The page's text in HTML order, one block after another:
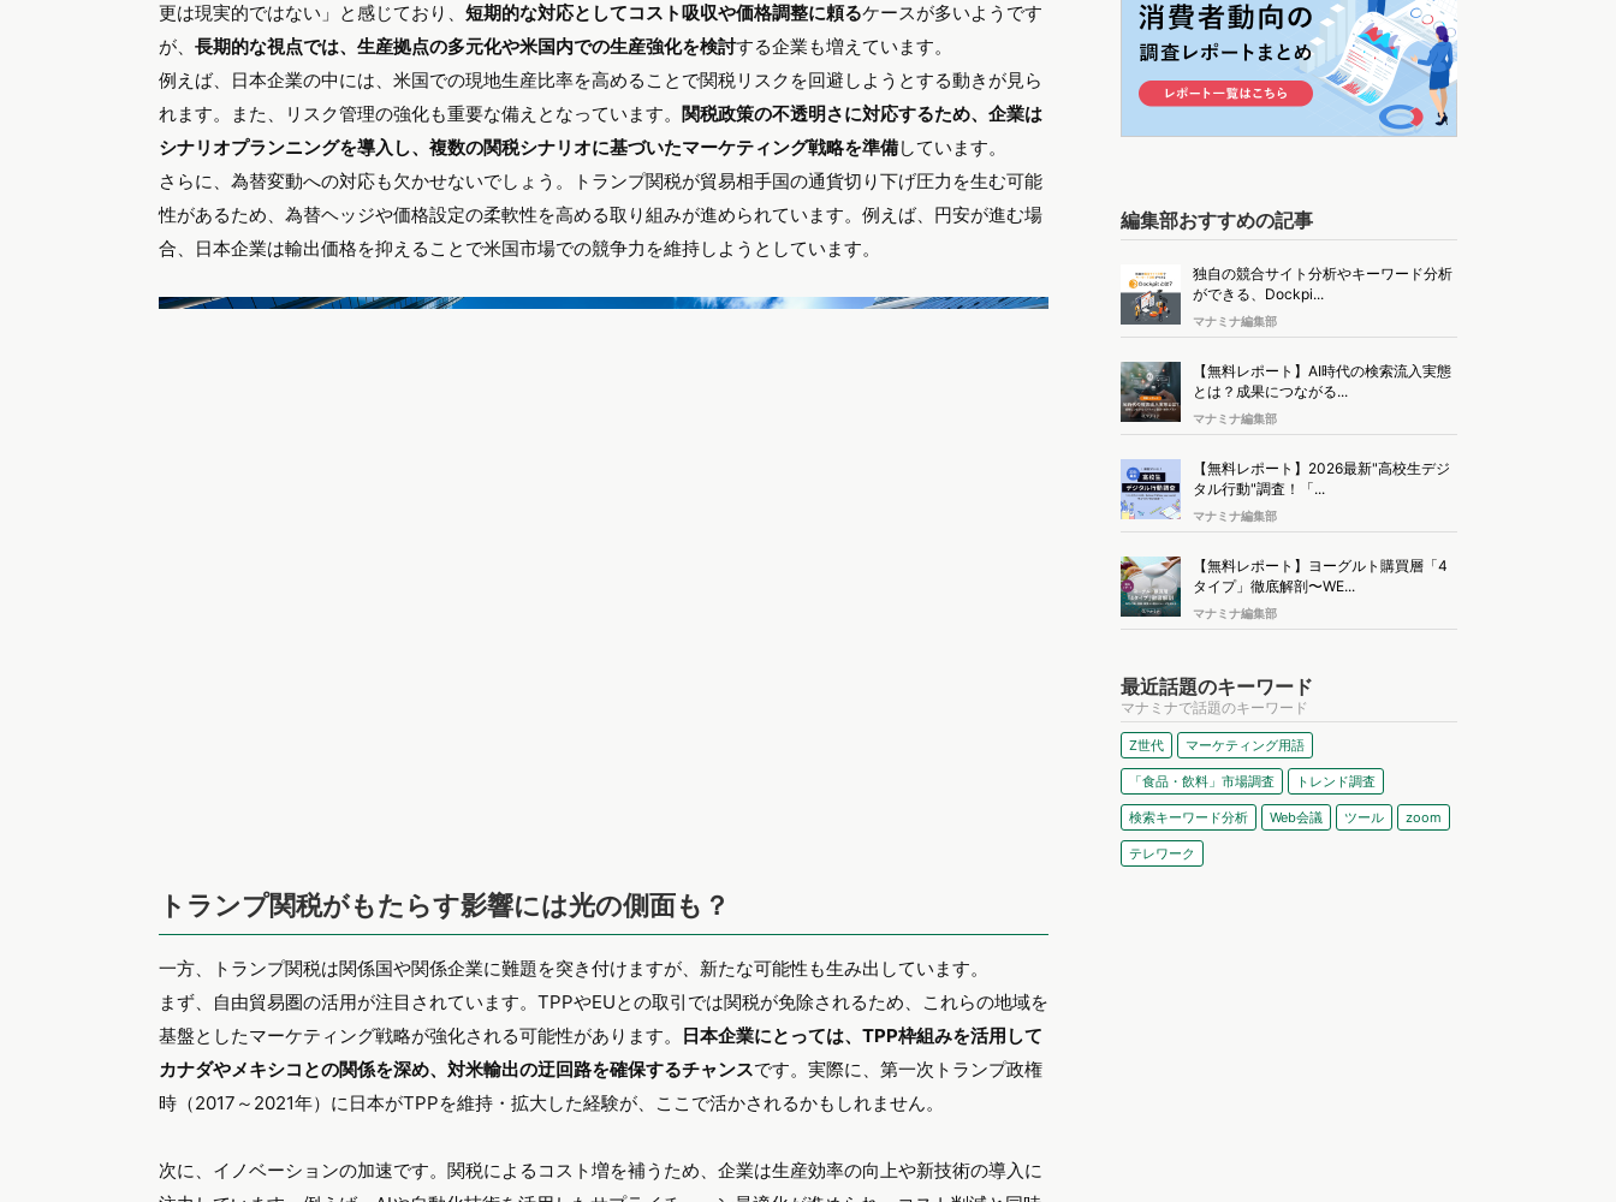
更は現実的ではない」と感じており、 短期的な対応としてコスト吸収や価格調整に頼るケースが多いようです
が、 長期的な視点では、生産拠点の多元化や米国内での生産強化を検討する企業も増えています。
例えば、日本企業の中には、米国での現地生産比率を高めることで関税リスクを回避しようとする動きが見ら
れます。また、リスク管理の強化も重要な備えとなっています。 関税政策の不透明さに対応するため、企業は
シナリオプランニングを導入し、複数の関税シナリオに基づいたマーケティング戦略を準備しています。
さらに、為替変動への対応も欠かせないでしょう。トランプ関税が貿易相手国の通貨切り下げ圧力を生む可能
性があるため、為替ヘッジや価格設定の柔軟性を高める取り組みが進められています。例えば、円安が進む場
合、日本企業は輸出価格を抑えることで米国市場での競争力を維持しようとしています。
トランプ関税がもたらす影響には光の側面も？
一方、トランプ関税は関係国や関係企業に難題を突き付けますが、新たな可能性も生み出しています。
まず、自由貿易圏の活用が注目されています。TPPやEUとの取引では関税が免除されるため、これらの地域を
基盤としたマーケティング戦略が強化される可能性があります。
日本企業にとっては、TPP枠組みを活用して
カナダやメキシコとの関係を深め、対米輸出の迂回路を確保するチャンスです。実際に、第一次トランプ政権
時（2017～2021年）に日本がTPPを維持・拡大した経験が、ここで活かされるかもしれません。
次に、イノベーションの加速です。関税によるコスト増を補うため、企業は生産効率の向上や新技術の導入に
編集部おすすめの記事
独自の競合サイト分析やキーワード分析
ができる、Dockpi...
マナミナ編集部
【無料レポート】AI時代の検索流入実態
とは？成果につながる...
マナミナ編集部
【無料レポート】2026最新"高校生デジ
タル行動"調査！「...
マナミナ編集部
【無料レポート】ヨーグルト購買層「4
タイプ」徹底解剖〜WE...
マナミナ編集部
最近話題のキーワード
マナミナで話題のキーワード
Z世代 マーケティング用語
「食品・飲料」市場調査 トレンド調査
検索キーワード分析 Web会議 ツール zoom
テレワーク